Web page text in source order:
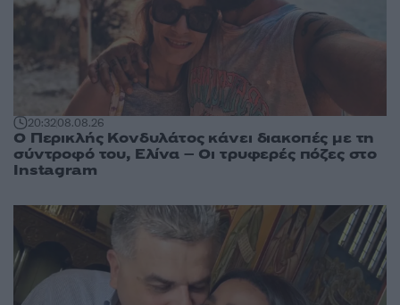
20:3208.08.26
Ο Περικλής Κονδυλάτος κάνει διακοπές με τη
σύντροφό του, Ελίνα – Οι τρυφερές πόζες στο
Instagram